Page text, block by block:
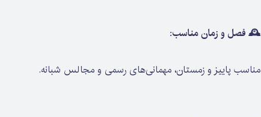
🕰️ فصل و زمان مناسب:
مناسب پاییز و زمستان، مهمانی‌های رسمی و مجالس شبانه.